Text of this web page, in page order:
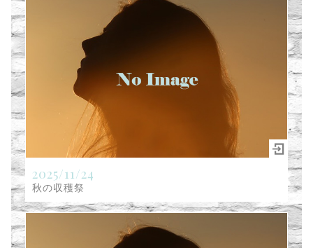
2025/11/24
秋の収穫祭